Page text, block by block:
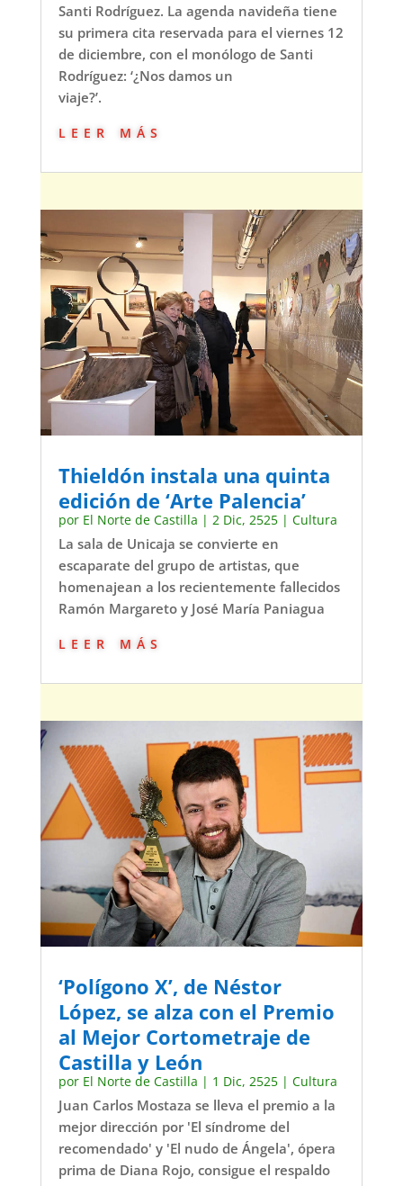
Santi Rodríguez. La agenda navideña tiene
su primera cita reservada para el viernes 12
de diciembre, con el monólogo de Santi
Rodríguez: ‘¿Nos damos un
viaje?’.
leer más
Thieldón instala una quinta
edición de ‘Arte Palencia’
por El Norte de Castilla | 2 Dic, 2525| Cultura
La sala de Unicaja se convierte en
escaparate del grupo de artistas, que
homenajean a los recientemente fallecidos
Ramón Margareto y José María Paniagua
leer más
‘Polígono X’, de Néstor
López, se alza con el Premio
al Mejor Cortometraje de
Castilla y León
por El Norte de Castilla | 1 Dic, 2525| Cultura
Juan Carlos Mostaza se lleva el premio a la
mejor dirección por 'El síndrome del
recomendado' y 'El nudo de Ángela', ópera
prima de Diana Rojo, consigue el respaldo